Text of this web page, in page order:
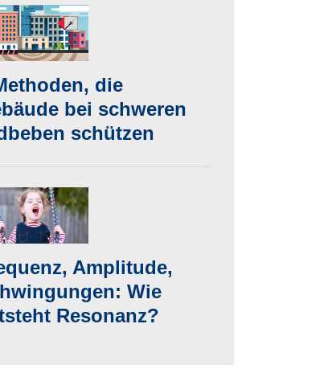
die
bei schweren
schützen
Amplitude,
Wie
Resonanz?